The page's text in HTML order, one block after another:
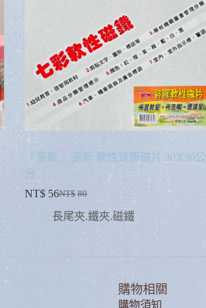
『旻新 』旻新 軟性背膠磁片 30X30公
分
NT$ 80
NT$ 56
長尾夾.鐵夾.磁鐵
購物相關
購物須知